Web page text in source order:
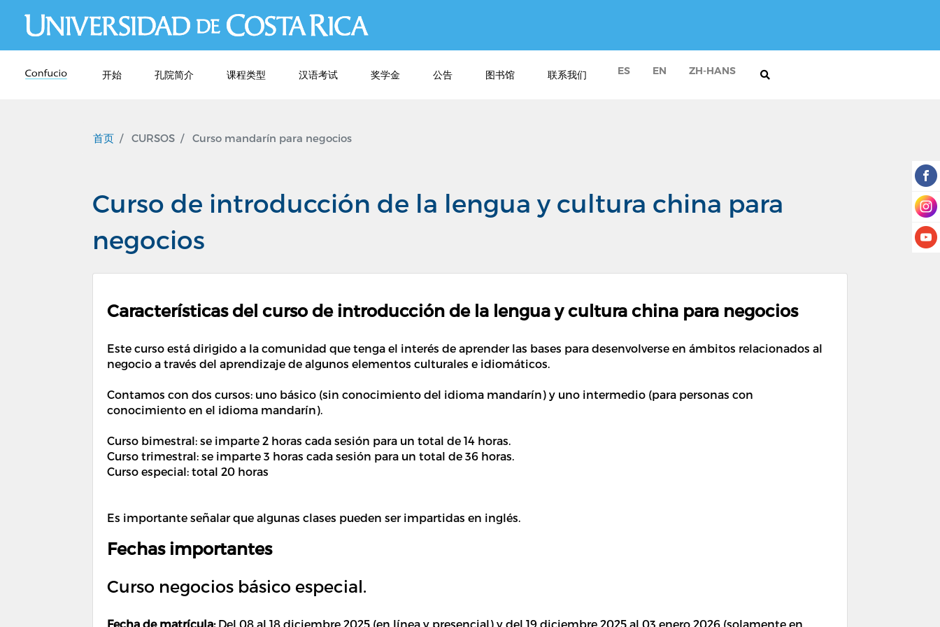
开始 孔院简介 课程类型 汉语考试 奖学金 公告 图书馆 联系我们 ES EN ZH-HANS
首页 CURSOS Curso mandarín para negocios
Curso de introducción de la lengua y cultura china para
negocios
Características del curso de introducción de la lengua y cultura china para negocios
Este curso está dirigido a la comunidad que tenga el interés de aprender las bases para desenvolverse en ámbitos relacionados al
negocio a través del aprendizaje de algunos elementos culturales e idiomáticos.
Contamos con dos cursos: uno básico (sin conocimiento del idioma mandarín) y uno intermedio (para personas con
conocimiento en el idioma mandarín).
Curso bimestral: se imparte 2 horas cada sesión para un total de 14 horas.
Curso trimestral: se imparte 3 horas cada sesión para un total de 36 horas.
Curso especial: total 20 horas
Es importante señalar que algunas clases pueden ser impartidas en inglés.
Fechas importantes
Curso negocios básico especial.
Fecha de matrícula:Del 08 al 18 diciembre 2025 (en línea y presencial) y del 19 diciembre 2025 al 03 enero 2026 (solamente en